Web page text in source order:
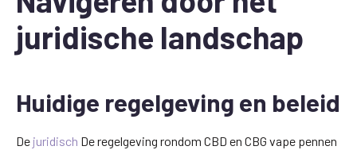
juridische landschap
Huidige regelgeving en beleid
De juridisch De regelgeving rondom CBD en CBG vape pennen